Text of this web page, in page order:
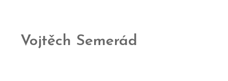
Vojtěch Semerád